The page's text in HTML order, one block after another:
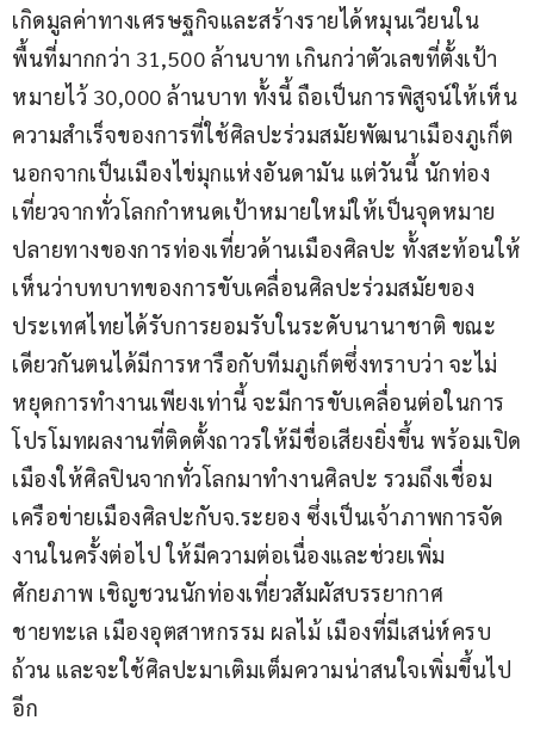
เกิดมูลค่าทางเศรษฐกิจและสร้างรายได้หมุนเวียนใน
พื้นที่มากกว่า 31,500 ล้านบาท เกินกว่าตัวเลขที่ตั้งเป้า
หมายไว้ 30,000 ล้านบาท ทั้งนี้ ถือเป็นการพิสูจน์ให้เห็น
ความสำเร็จของการที่ใช้ศิลปะร่วมสมัยพัฒนาเมืองภูเก็ต
นอกจากเป็นเมืองไข่มุกแห่งอันดามัน แต่วันนี้ นักท่อง
เที่ยวจากทั่วโลกกำหนดเป้าหมายใหม่ให้เป็นจุดหมาย
ปลายทางของการท่องเที่ยวด้านเมืองศิลปะ ทั้งสะท้อนให้
เห็นว่าบทบาทของการขับเคลื่อนศิลปะร่วมสมัยของ
ประเทศไทยได้รับการยอมรับในระดับนานาชาติ ขณะ
เดียวกันตนได้มีการหารือกับทีมภูเก็ตซึ่งทราบว่า จะไม่
หยุดการทำงานเพียงเท่านี้ จะมีการขับเคลื่อนต่อในการ
โปรโมทผลงานที่ติดตั้งถาวรให้มีชื่อเสียงยิ่งขึ้น พร้อมเปิด
เมืองให้ศิลปินจากทั่วโลกมาทำงานศิลปะ รวมถึงเชื่อม
เครือข่ายเมืองศิลปะกับจ.ระยอง ซึ่งเป็นเจ้าภาพการจัด
งานในครั้งต่อไป ให้มีความต่อเนื่องและช่วยเพิ่ม
ศักยภาพ เชิญชวนนักท่องเที่ยวสัมผัสบรรยากาศ
ชายทะเล เมืองอุตสาหกรรม ผลไม้ เมืองที่มีเสน่ห์ครบ
ถ้วน และจะใช้ศิลปะมาเติมเต็มความน่าสนใจเพิ่มขึ้นไป
อีก